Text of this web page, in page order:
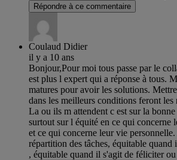
Répondre à ce commentaire
Coulaud Didier
il y a 10 ans
Bonjour,Pour moi tous passe par le
est plus l expert qui a réponse à tous.
matures pour avoir les solutions.
dans les meilleurs conditions feront les
La ou ils m attendent c est sur la
surtout sur l équité en ce qui concerne
et ce qui concerne leur vie
répartition des tâches, équitable quand
, équitable quand il s'agit de féliciter ou